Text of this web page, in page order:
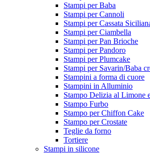
Stampi per Baba
Stampi per Cannoli
Stampi per Cassata
Stampi per Ciambella
Stampi per Pan Brioche
Stampi per Pandoro
Stampi per Plumcake
Stampi per Savarin/Baba
Stampini a forma di cuore
Stampini in Alluminio
Stampo Delizia al Limone
Stampo Furbo
Stampo per Chiffon Cake
Stampo per Crostate
Teglie da forno
Tortiere
Stampi in silicone